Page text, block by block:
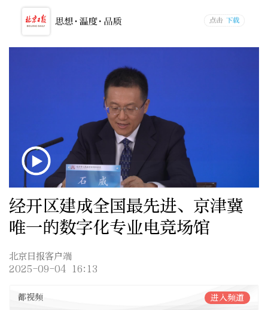
经开区建成全国最先进、京津冀
唯一的数字化专业电竞场馆
北京日报客户端
2025-09-04 16:13
都视频 进入频道